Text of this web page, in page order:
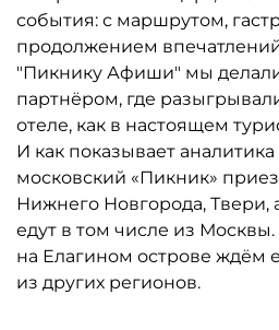
события: с маршрутом,
продолжением
"Пикнику Афиши" мы
партнёром, где
отеле, как в настоящем
И как показывает
московский «Пикник»
Нижнего Новгорода, Твери,
едут в том числе из Москвы.
на Елагином острове ждём
из других регионов.